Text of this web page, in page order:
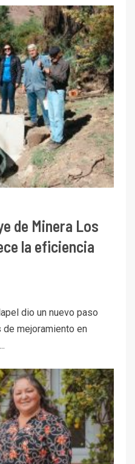
de Minera Los
la eficiencia
dio un nuevo paso
mejoramiento en